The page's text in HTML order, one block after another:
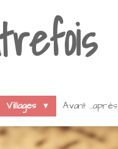
Villages Avant ...après